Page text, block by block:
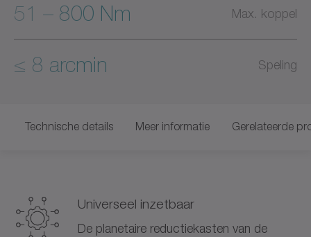
51 – 800 Nm Max. koppel
≤ 8 arcmin Speling
Technische details Meer informatie Gerelateerde
Universeel inzetbaar
De planetaire reductiekasten van de